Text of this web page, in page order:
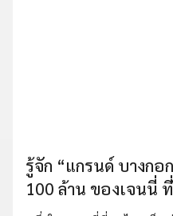
รู้จัก “แกรนด์ บางกอ
100 ล้าน ของเจนนี่